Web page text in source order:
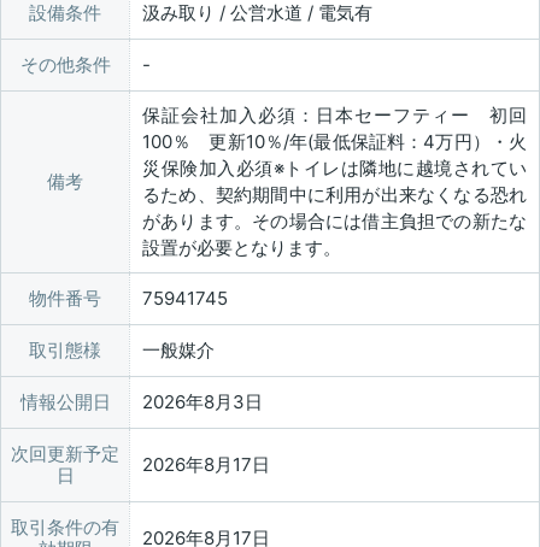
設備条件 汲み取り / 公営水道 / 電気有
その他条件
備考
保証会社加入必須：日本セーフティー 初回
100％ 更新10％/年(最低保証料：4万円）・火
災保険加入必須※トイレは隣地に越境されてい
るため、契約期間中に利用が出来なくなる恐れ
があります。その場合には借主負担での新たな
設置が必要となります。
物件番号 75941745
取引態様 一般媒介
情報公開日 2026年8月3日
次回更新予定
日
2026年8月17日
取引条件の有
2026年8月17日